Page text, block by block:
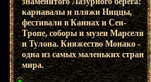
карнавалы и пляжи Ниццы,
фестивали в Каннах и Сен-
Тропе, соборы и музеи Марселя
и Тулона. Княжество Монако -
одна из самых маленьких стран
мира.